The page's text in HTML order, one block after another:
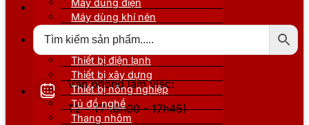
Văn phòng làm việc:
T2 - T7 (8h00 - 17h45)
Máy dùng khí nén
Thiết bị nâng đỡ
Thiết bị điện lạnh
Thiết bị xây dựng
Thiết bị nông nghiệp
Tủ đồ nghề
Thang nhôm